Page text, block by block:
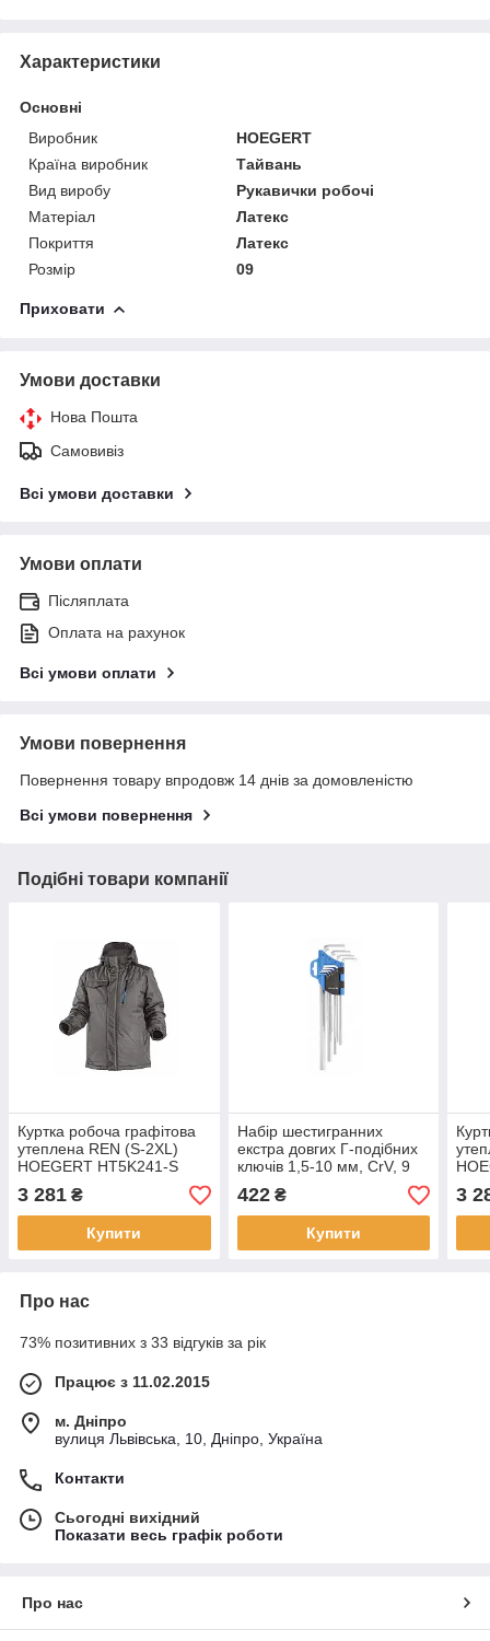
Характеристики
Основні
Виробник
HOEGERT
Країна виробник
Тайвань
Вид виробу
Рукавички робочі
Матеріал
Латекс
Покриття
Латекс
Розмір
09
Приховати
Умови доставки
Нова Пошта
Самовивіз
Всі умови доставки
Умови оплати
Післяплата
Оплата на рахунок
Всі умови оплати
Умови повернення
Повернення товару впродовж 14 днів за домовленістю
Всі умови повернення
Подібні товари компанії
Куртка робоча графітова
утеплена REN (S-2XL)
HOEGERT HT5K241-S
3 281 ₴
Купити
Набір шестигранних
екстра довгих Г-подібних
ключів 1,5-10 мм, CrV, 9
шт. HOEGERT HT1W803
422₴
Купити
3
Про нас
73% позитивних з 33 відгуків за рік
Працює з 11.02.2015
м. Дніпро
вулиця Львівська, 10, Дніпро, Україна
Контакти
Сьогодні вихідний
Показати весь графік роботи
Про нас